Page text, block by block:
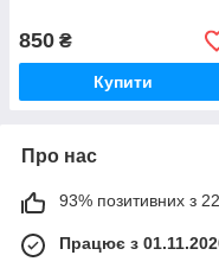
850 ₴
Купити
Про нас
93% позитивних з
Працює з